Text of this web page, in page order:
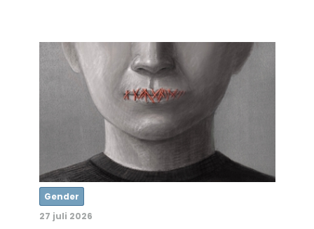
Gender
27 juli 2026